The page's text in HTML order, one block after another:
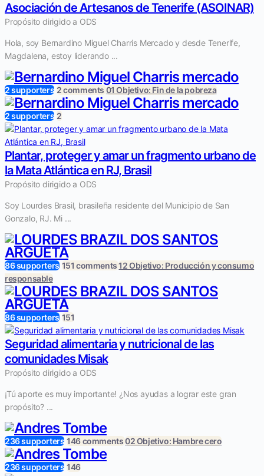
Asociación de Artesanos de Tenerife (ASOINAR)
Propósito dirigido a ODS
Hola, soy Bernardino Miguel Charris Mercado y desde Tenerife,
Magdalena, estoy liderando ...
2 supporters 2 comments 01 Objetivo: Fin de la pobreza
2 supporters 2
Plantar, proteger y amar un fragmento urbano de
la Mata Atlántica en RJ, Brasil
Propósito dirigido a ODS
Soy Lourdes Brasil, brasileña residente del Municipio de San
Gonzalo, RJ. Mi ...
86 supporters 151 comments12 Objetivo: Producción y consumo
responsable
86 supporters 151
Seguridad alimentaria y nutricional de las
comunidades Misak
Propósito dirigido a ODS
¡Tú aporte es muy importante! ¿Nos ayudas a lograr este gran
propósito? ...
236 supporters 146 comments02 Objetivo: Hambre cero
236 supporters 146